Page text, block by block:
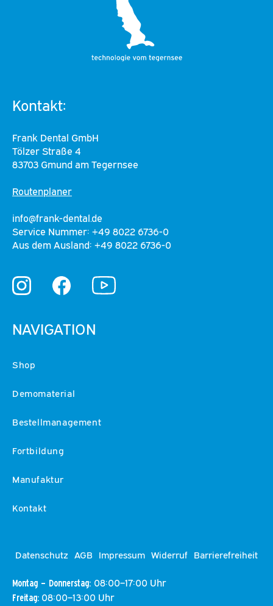
Kontakt:
Frank Dental GmbH
Tölzer Straße 4
83703 Gmund am Tegernsee
Routenplaner
info@frank-dental.de
Service Nummer: +49 8022 6736-0
Aus dem Ausland: +49 8022 6736-0
InstagramFacebook YouTube
NAVIGATION
Shop
Demomaterial
Bestellmanagement
Fortbildung
Manufaktur
Kontakt
Datenschutz AGB Impressum Widerruf Barrierefreiheit
Montag – Donnerstag: 08:00–17:00 Uhr
Freitag: 08:00–13:00 Uhr